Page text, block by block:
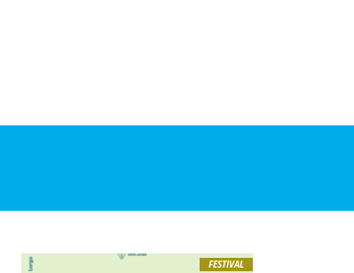
FESTIVAL